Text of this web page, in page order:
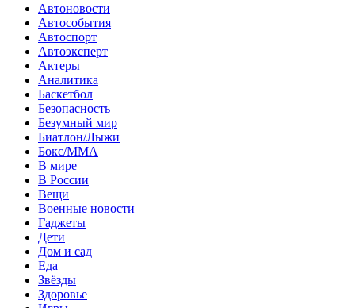
Автоновости
Автособытия
Автоспорт
Автоэксперт
Актеры
Аналитика
Баскетбол
Безопасность
Безумный мир
Биатлон/Лыжи
Бокс/MMA
В мире
В России
Вещи
Военные новости
Гаджеты
Дети
Дом и сад
Еда
Звёзды
Здоровье